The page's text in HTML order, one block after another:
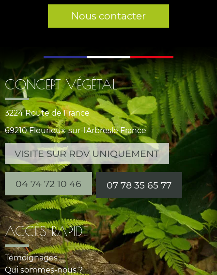
Nous contacter
CONCEPT VÉGÉTAL
3224 Route de France
69210 Fleurieux-sur-l'Arbresle France
VISITE SUR RDV UNIQUEMENT
04 74 72 10 46 07 78 35 65 77
ACCÈS RAPIDE
Témoignages
Qui sommes-nous ?